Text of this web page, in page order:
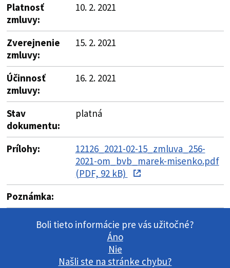
Platnosť
zmluvy:
10. 2. 2021
Zverejnenie
zmluvy:
15. 2. 2021
Účinnosť
zmluvy:
16. 2. 2021
Stav
dokumentu:
platná
Prílohy:
12126_2021-02-15_zmluva_256-
2021-om_bvb_marek-misenko.pdf
(PDF, 92 kB)
Poznámka:
Boli tieto informácie pre vás užitočné?
Áno
Nie
Našli ste na stránke chybu?